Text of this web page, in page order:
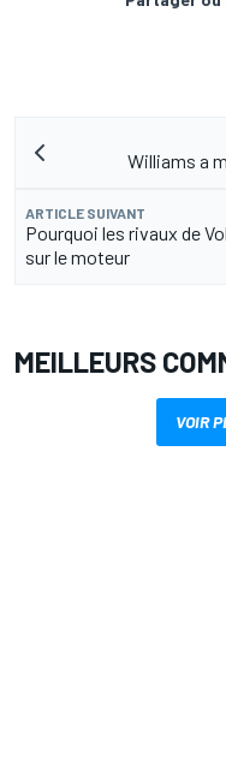
Williams a
ARTICLE SUIVANT
Pourquoi les rivaux de
sur le moteur
MEILLEURS
VOIR